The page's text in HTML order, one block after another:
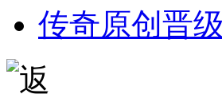
传奇原创晋